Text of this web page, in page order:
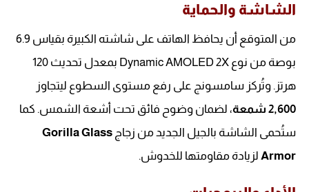
الشاشة والحماية
من المتوقع أن يحافظ الهاتف على شاشته الكبيرة بقياس 6.9
بوصة من نوع Dynamic AMOLED 2X بمعدل تحديث 120
هرتز. وتُركز سامسونج على رفع مستوى السطوع ليتجاوز
2,600 شمعة
، لضمان وضوح فائق تحت أشعة الشمس. كما
ستُحمى الشاشة بالجيل الجديد من زجاج Gorilla Glass
Armorلزيادة مقاومتها للخدوش.